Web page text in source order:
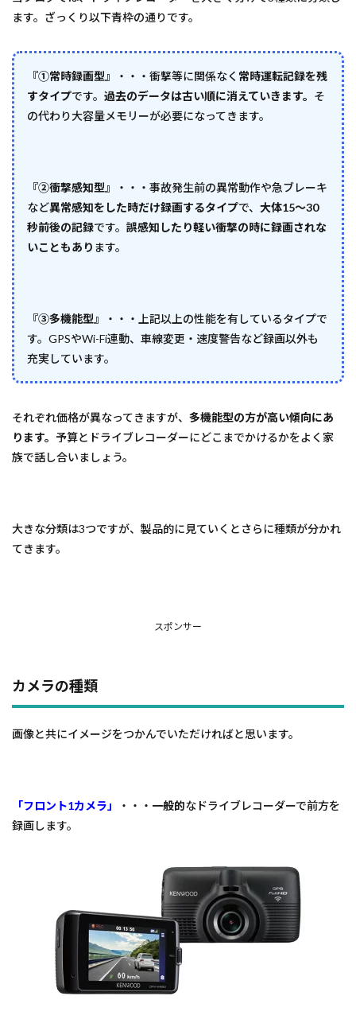
ます。ざっくり以下青枠の通りです。
『①常時録画型』 ・・・衝撃等に関係なく 常時運転記録を残
すタイプです。 過去のデータは古い順に消えていきます。 そ
の代わり大容量メモリーが必要になってきます。
『②衝撃感知型』
・・・事故発生前の異常動作や急ブレーキ
など異常感知をした時だけ録画するタイプで、 大体15～30
秒前後の記録です。 誤感知したり軽い衝撃の時に録画されな
いこともあり ます。
『③多機能型』
・・・上記以上の性能を有しているタイプで
す。GPSやWi-Fi連動、車線変更・速度警告など録画以外も
充実しています。
それぞれ価格が異なってきますが、 多機能型の方が高い傾向にあ
ります。 予算とドライブレコーダーにどこまでかけるかをよく家
族で話し合いましょう。
大きな分類は3つですが、製品的に見ていくとさらに種類が分かれ
てきます。
スポンサー
カメラの種類
画像と共にイメージをつかんでいただければと思います。
「フロント1カメラ」 ・・・ 一般的なドライブレコーダーで前方を
録画します。